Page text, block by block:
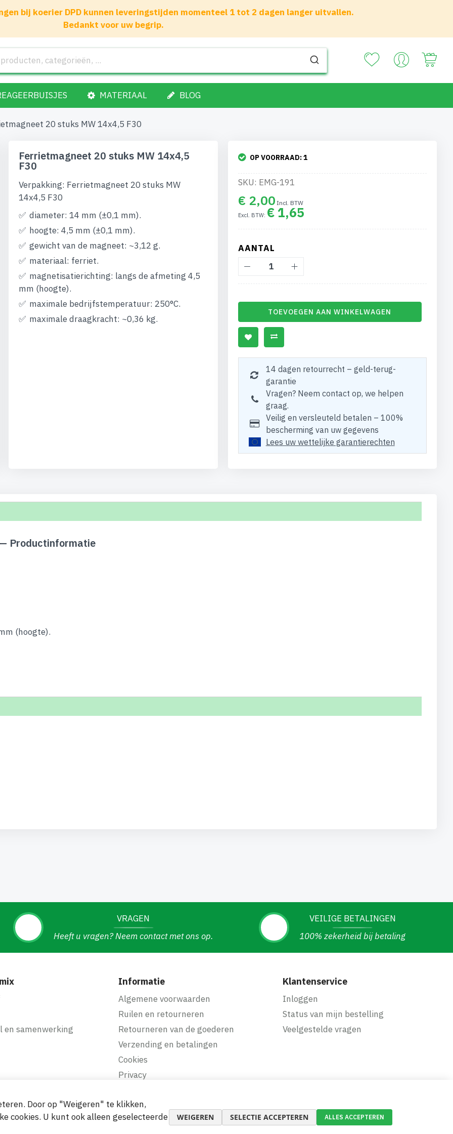
bij koerier DPD kunnen leveringstijden momenteel 1 tot 2 dagen langer uitvallen.
Bedankt voor uw begrip.
MATERIAAL BLOG
20 stuks MW 14x4,5 F30
Ferrietmagneet 20 stuks MW 14x4,5
F30
Verpakking: Ferrietmagneet 20 stuks MW
14x4,5 F30
diameter: 14 mm (±0,1 mm).
hoogte: 4,5 mm (±0,1 mm).
gewicht van de magneet: ~3,12 g.
materiaal: ferriet.
magnetisatierichting: langs de afmeting 4,5
mm (hoogte).
maximale bedrijfstemperatuur: 250°C.
maximale draagkracht: ~0,36 kg.
OP VOORRAAD:1
SKU: EMG-191
€ 2,00
€ 1,65
AANTAL
TOEVOEGEN AAN WINKELWAGEN
14 dagen retourrecht – geld-terug-
garantie
Vragen? Neem contact op, we helpen
graag.
Veilig en versleuteld betalen – 100%
bescherming van uw gegevens
Lees uw wettelijke garantierechten
Productinformatie
(hoogte).
VRAGEN
Heeft u vragen? Neem contact met ons op.
VEILIGE BETALINGEN
100% zekerheid bij betaling
en samenwerking
Informatie
Algemene voorwaarden
Ruilen en retourneren
Retourneren van de goederen
Verzending en betalingen
Cookies
Privacy
Klantenservice
Inloggen
Status van mijn bestelling
Veelgestelde vragen
betalingen
Door op "Weigeren" te klikken,
cookies. U kunt ook alleen geselecteerde
WEIGEREN SELECTIE ACCEPTEREN ALLES ACCEPTEREN